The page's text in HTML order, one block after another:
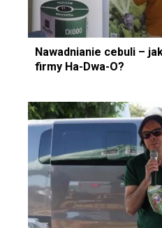
Nawadnianie cebuli –
firmy Ha-Dwa-O?